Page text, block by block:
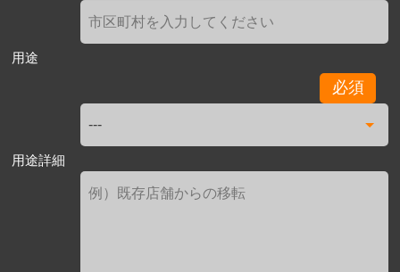
用途
必須
用途詳細